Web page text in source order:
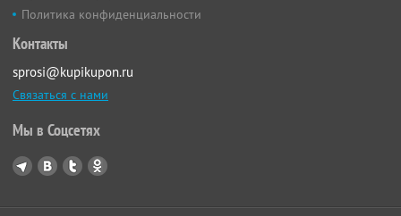
Политика конфиденциальности
Контакты
sprosi@kupikupon.ru
Связаться с нами
Мы в Соцсетях